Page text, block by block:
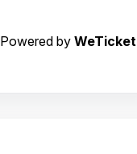
Powered by WeTicket